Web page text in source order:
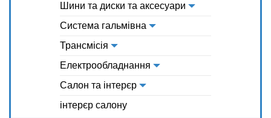
Шини та диски та аксесуари
Система гальмівна
Трансмісія
Електрообладнання
Салон та інтерєр
інтерєр салону